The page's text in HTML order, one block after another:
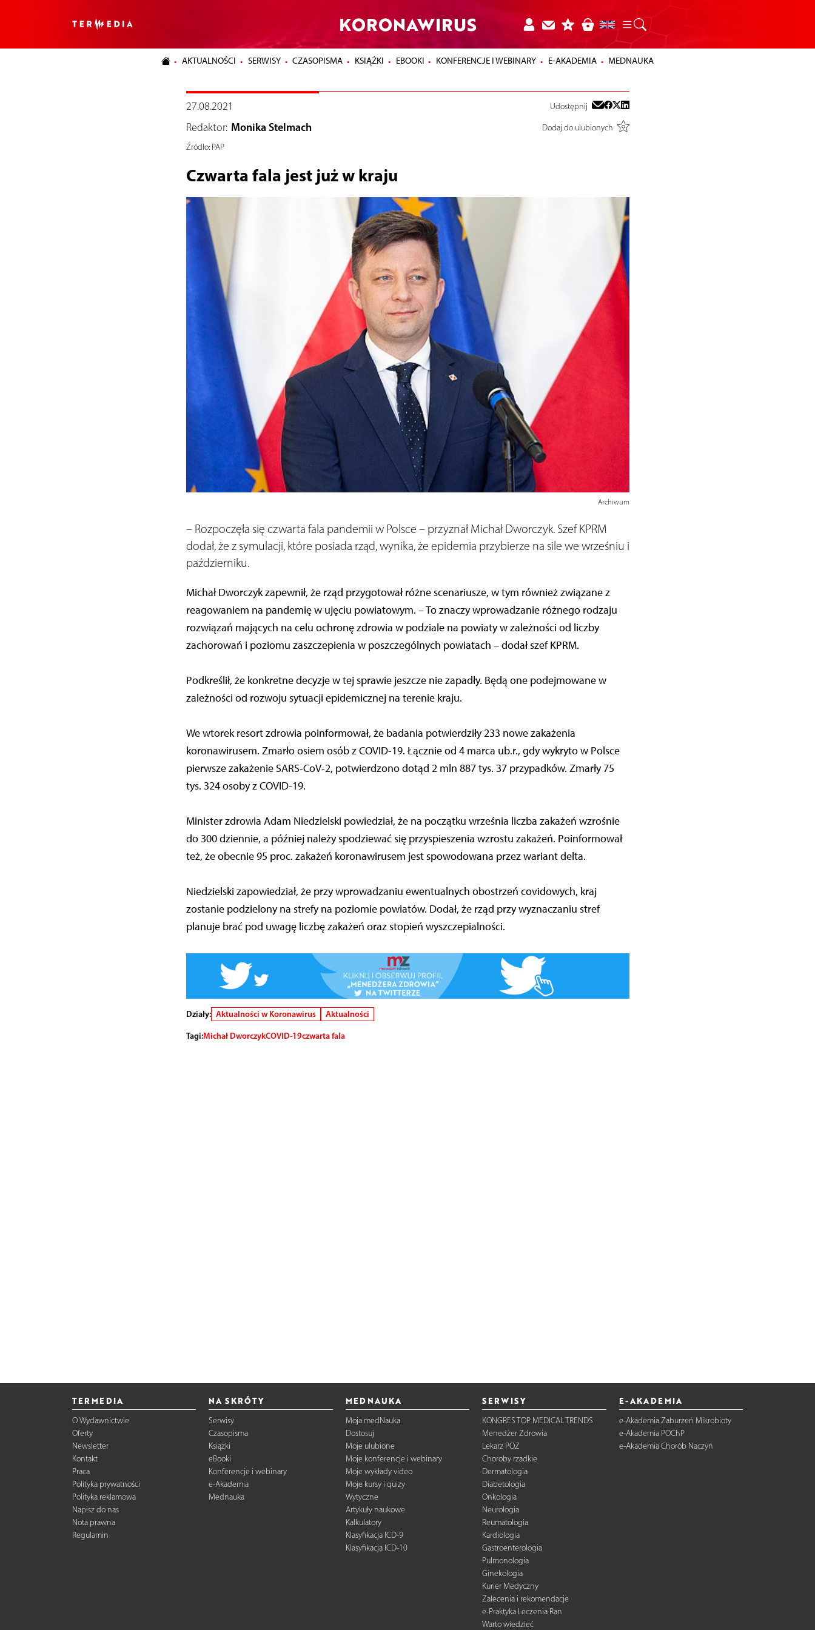
KORONAWIRUS
AKTUALNOŚCI SERWISY CZASOPISMA KSIĄŻKI EBOOKI KONFERENCJE I WEBINARY E-AKADEMIA MEDNAUKA
27.08.2021 Udostępnij
Redaktor: Monika Stelmach
Dodaj do ulubionych
Źródło:PAP
Czwarta fala jest już w kraju
Archiwum
– Rozpoczęła się czwarta fala pandemii w Polsce – przyznał Michał Dworczyk. Szef KPRM
dodał, że z symulacji, które posiada rząd, wynika, że epidemia przybierze na sile we wrześniu i
październiku.
Michał Dworczyk zapewnił, że rząd przygotował różne scenariusze, w tym również związane z
reagowaniem na pandemię w ujęciu powiatowym. – To znaczy wprowadzanie różnego rodzaju
rozwiązań mających na celu ochronę zdrowia w podziale na powiaty w zależności od liczby
zachorowań i poziomu zaszczepienia w poszczególnych powiatach – dodał szef KPRM.
Podkreślił, że konkretne decyzje w tej sprawie jeszcze nie zapadły. Będą one podejmowane w
zależności od rozwoju sytuacji epidemicznej na terenie kraju.
We wtorek resort zdrowia poinformował, że badania potwierdziły 233 nowe zakażenia
koronawirusem. Zmarło osiem osób z COVID-19. Łącznie od 4 marca ub.r., gdy wykryto w Polsce
pierwsze zakażenie SARS-CoV-2, potwierdzono dotąd 2 mln 887 tys. 37 przypadków. Zmarły 75
tys. 324 osoby z COVID-19.
Minister zdrowia Adam Niedzielski powiedział, że na początku września liczba zakażeń wzrośnie
do 300 dziennie, a później należy spodziewać się przyspieszenia wzrostu zakażeń. Poinformował
też, że obecnie 95 proc. zakażeń koronawirusem jest spowodowana przez wariant delta.
Niedzielski zapowiedział, że przy wprowadzaniu ewentualnych obostrzeń covidowych, kraj
zostanie podzielony na strefy na poziomie powiatów. Dodał, że rząd przy wyznaczaniu stref
planuje brać pod uwagę liczbę zakażeń oraz stopień wyszczepialności.
Działy: Aktualności w Koronawirus
Aktualności
Tagi:Michał DworczykCOVID-19czwarta fala
TERMEDIA
O Wydawnictwie
Oferty
Newsletter
Kontakt
Praca
Polityka prywatności
Polityka reklamowa
Napisz do nas
Nota prawna
Regulamin
NA SKRÓTY
Serwisy
Czasopisma
Książki
eBooki
Konferencje i webinary
e-Akademia
Mednauka
MEDNAUKA
Moja medNauka
Dostosuj
Moje ulubione
Moje konferencje i webinary
Moje wykłady video
Moje kursy i quizy
Wytyczne
Artykuły naukowe
Kalkulatory
Klasyfikacja ICD-9
Klasyfikacja ICD-10
SERWISY
KONGRES TOP MEDICAL TRENDS
Menedżer Zdrowia
Lekarz POZ
Choroby rzadkie
Dermatologia
Diabetologia
Onkologia
Neurologia
Reumatologia
Kardiologia
Gastroenterologia
Pulmonologia
Ginekologia
Kurier Medyczny
Zalecenia i rekomendacje
e-Praktyka Leczenia Ran
Warto wiedzieć
E-AKADEMIA
e-Akademia Zaburzeń Mikrobioty
e-Akademia POChP
e-Akademia Chorób Naczyń